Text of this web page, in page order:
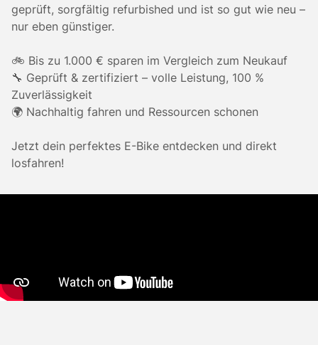
geprüft, sorgfältig refurbished und ist so gut wie neu –
nur eben günstiger.
🚲 Bis zu 1.000 € sparen im Vergleich zum Neukauf
🔧 Geprüft & zertifiziert – volle Leistung, 100 %
Zuverlässigkeit
🌍 Nachhaltig fahren und Ressourcen schonen
Jetzt dein perfektes E-Bike entdecken und direkt
losfahren!